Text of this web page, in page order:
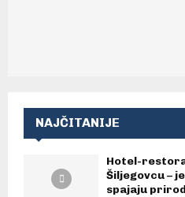
NAJČITANIJE
Hotel-
Šiljegovcu –
spajaju